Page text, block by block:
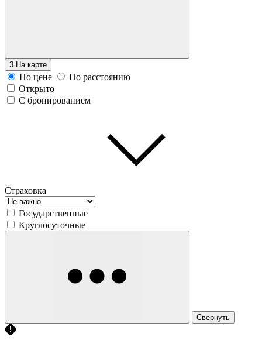
3 На карте
По цене
По расстоянию
Открыто
С бронированием
Страховка
Государственные
Круглосуточные
Свернуть